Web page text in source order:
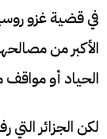
في قضية غزو
الأكبر من
الحياد أو
لكن الجزائر